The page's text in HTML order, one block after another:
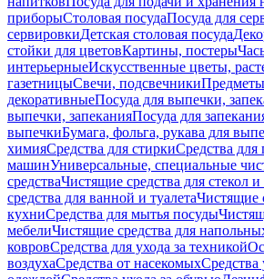
приборыСтоловая посудаПосуда для
сервировкиДетская столовая посуда
стойки для цветовКартины, постеры
интерьерныеИскусственные цветы,
газетницыСвечи, подсвечникиПредметы
декоративныеПосуда для выпечки,
выпечки, запеканияПосуда для
выпечкиБумага, фольга, рукава для
химияСредства для стиркиСредства
машинУниверсальные, специальные
средстваЧистящие средства для стекол и
средства для ванной и туалетаЧистящие
кухниСредства для мытья посуды
мебелиЧистящие средства для
ковровСредства для ухода за техникой
воздухаСредства от насекомыхСредства